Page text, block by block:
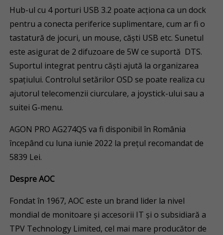
Hub-ul cu 4 porturi USB 3.2 poate acționa ca un dock
pentru a conecta periferice suplimentare, cum ar fi o
tastatură de jocuri, un mouse, căști USB etc. Sunetul
este asigurat de 2 difuzoare de 5W ce suportă DTS.
Suportul integrat pentru căști ajută la organizarea
spațiului. Controlul setărilor OSD se poate realiza cu
ajutorul telecomenzii ciurculare, a joystick-ului sau a
suitei G-menu.
AGON PRO AG274QS va fi disponibil în România
începând cu luna iunie 2022 la prețul recomandat de
5839 Lei.
Despre AOC
Fondat în 1967, AOC este un brand lider la nivel
mondial de monitoare și accesorii IT și o subsidiară a
TPV Technology Limited, cel mai mare producător de